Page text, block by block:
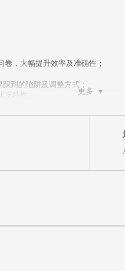
更多
，大幅提升效率及准确性；
到的陷阱及调整方式；
特性。
理情绪也会大受影响，严重些甚
一种，今时今日已被全球大部分
成为一些世界知名学府的必修
成功的关系
习方向，帮助其有效吸收导师发放